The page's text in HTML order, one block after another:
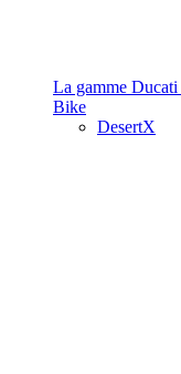
La gamme Ducati
Bike
DesertX